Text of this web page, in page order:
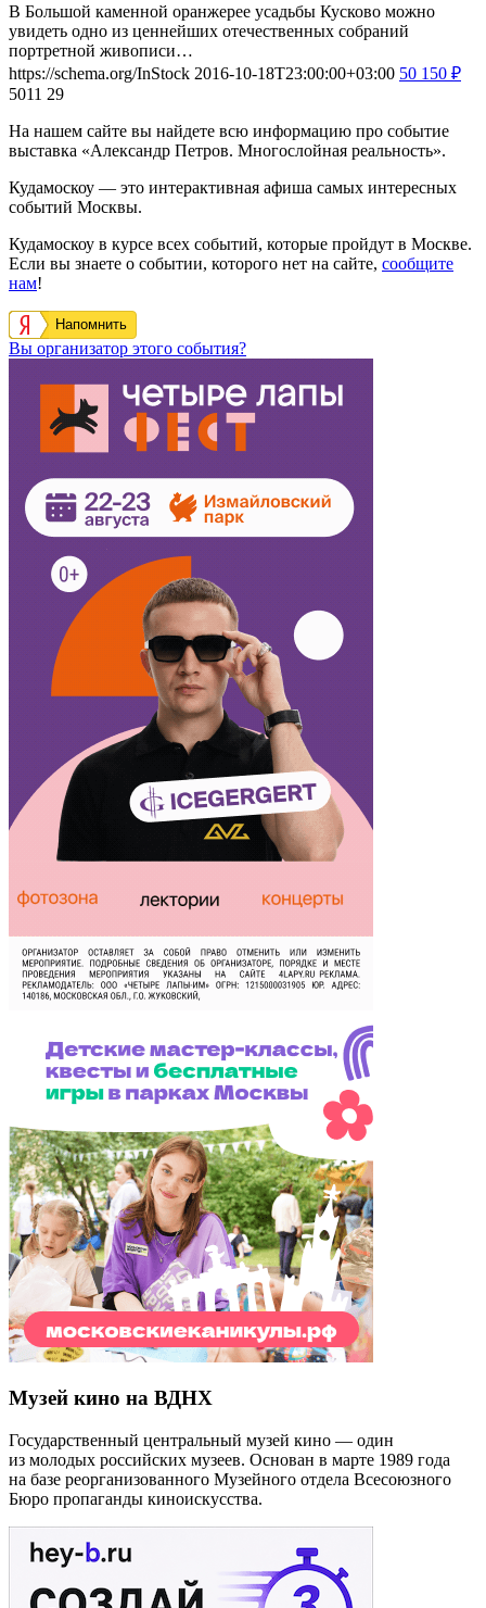
В Большой каменной оранжерее усадьбы Кусково можно
увидеть одно из ценнейших отечественных собраний
портретной живописи…
https://schema.org/InStock 2016-10-18T23:00:00+03:00 50 150 ₽
5011 29
На нашем сайте вы найдете всю информацию про событие
выставка «Александр Петров. Многослойная реальность».
Кудамоскоу — это интерактивная афиша самых интересных
событий Москвы.
Кудамоскоу в курсе всех событий, которые пройдут в Москве.
Если вы знаете о событии, которого нет на сайте, сообщите
нам!
Напомнить
Вы организатор этого события?
Музей кино на ВДНХ
Государственный центральный музей кино — один
из молодых российских музеев. Основан в марте 1989 года
на базе реорганизованного Музейного отдела Всесоюзного
Бюро пропаганды киноискусства.